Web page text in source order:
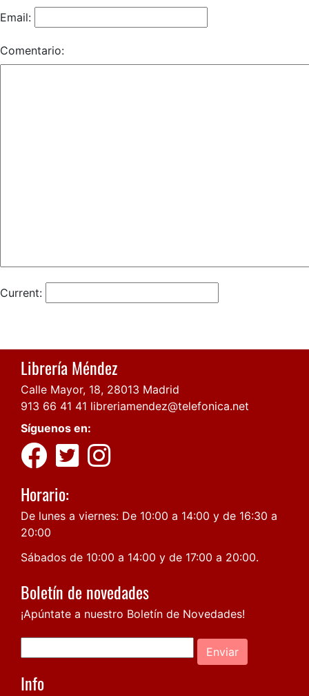
Email:
Comentario:
Current:
Librería Méndez
Calle Mayor, 18, 28013 Madrid
913 66 41 41 libreriamendez@telefonica.net
Síguenos en:
Horario:
De lunes a viernes: De 10:00 a 14:00 y de 16:30 a
20:00
Sábados de 10:00 a 14:00 y de 17:00 a 20:00.
Boletín de novedades
¡Apúntate a nuestro Boletín de Novedades!
Enviar
Info